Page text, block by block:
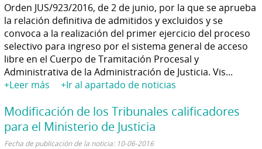
Orden JUS/923/2016, de 2 de junio, por la que se aprueba
la relación definitiva de admitidos y excluidos y se
convoca a la realización del primer ejercicio del proceso
selectivo para ingreso por el sistema general de acceso
libre en el Cuerpo de Tramitación Procesal y
Administrativa de la Administración de Justicia. Vis...
+Leer más
+Ir al apartado de noticias
Modificación de los Tribunales calificadores
para el Ministerio de Justicia
Fecha de publicación de la noticia: 10-06-2016